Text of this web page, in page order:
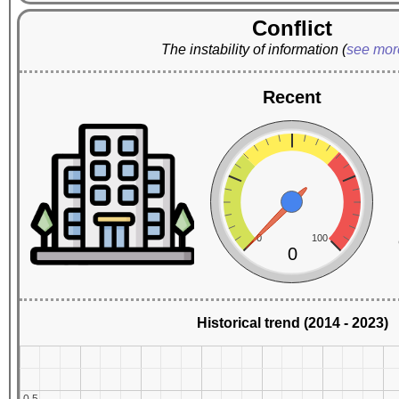
Conflict
The instability of information (see
Recent
0 100
0
Historical trend (2014 - 2023)